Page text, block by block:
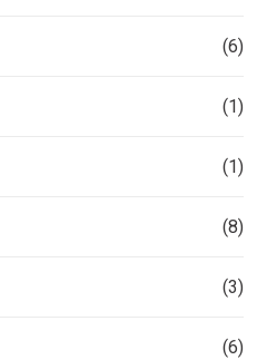
(6)
(1)
(1)
(8)
(3)
(6)